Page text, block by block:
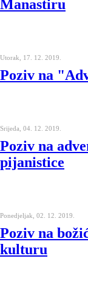
Manastiru
Utorak, 17. 12. 2019.
Poziv na
Srijeda, 04. 12. 2019.
Poziv na
pijanistice
Ponedjeljak, 02. 12. 2019.
Poziv na
kulturu